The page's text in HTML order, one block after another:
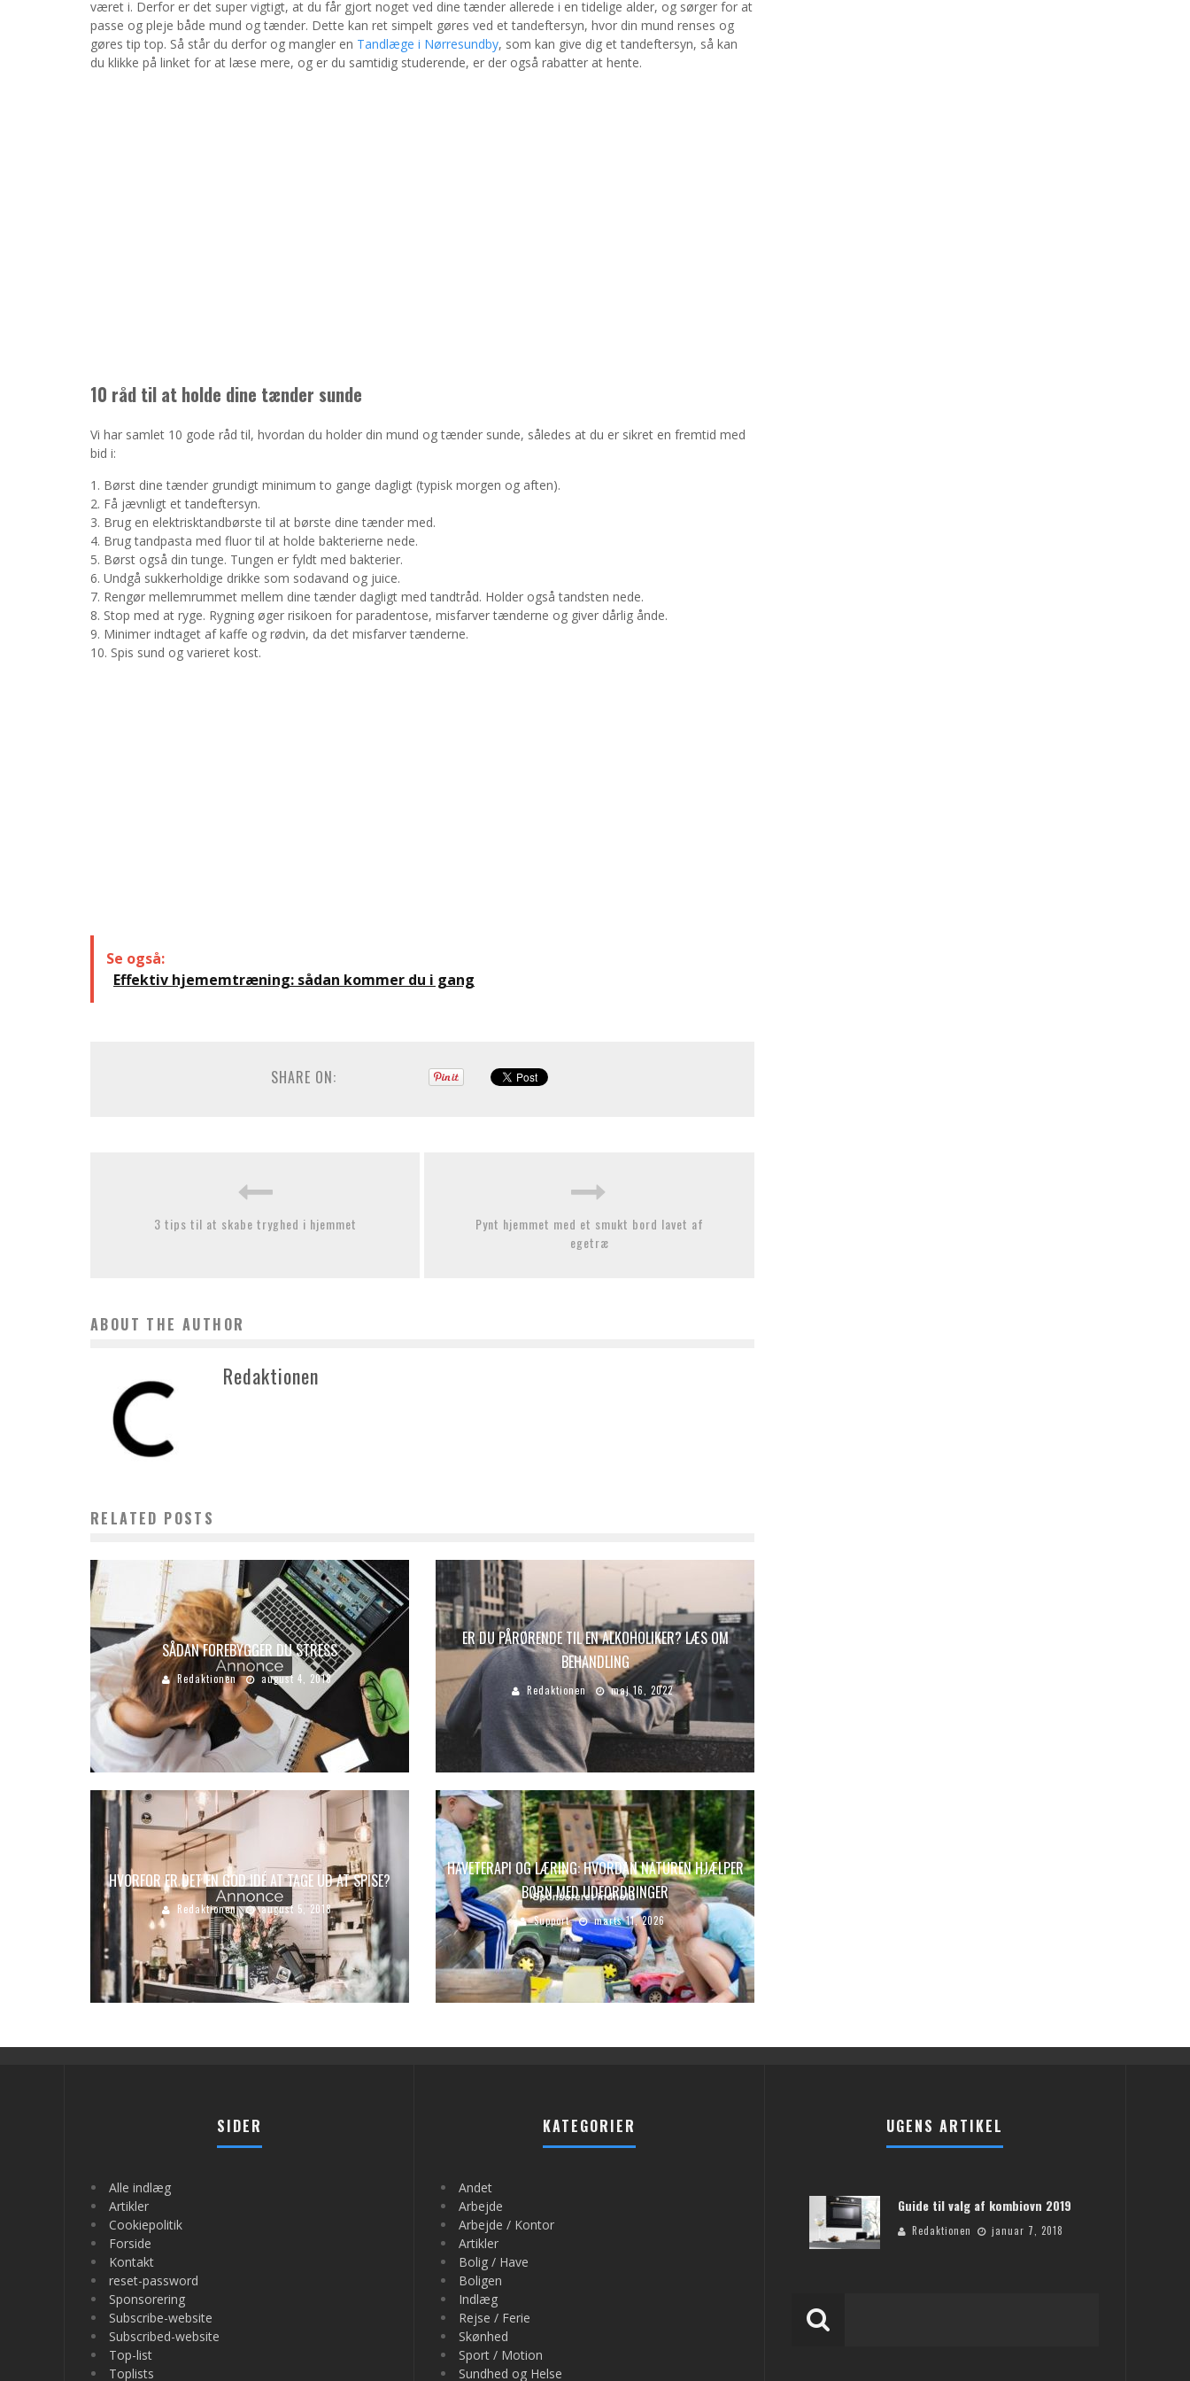
været i. Derfor er det super vigtigt, at du får gjort noget ved dine tænder allerede i en tidelige alder, og sørger for at
passe og pleje både mund og tænder. Dette kan ret simpelt gøres ved et tandeftersyn, hvor din mund renses og
gøres tip top. Så står du derfor og mangler en Tandlæge i Nørresundby, som kan give dig et tandeftersyn, så kan
du klikke på linket for at læse mere, og er du samtidig studerende, er der også rabatter at hente.
10 råd til at holde dine tænder sunde
Vi har samlet 10 gode råd til, hvordan du holder din mund og tænder sunde, således at du er sikret en fremtid med
bid i:
Børst dine tænder grundigt minimum to gange dagligt (typisk morgen og aften).
Få jævnligt et tandeftersyn.
Brug en elektrisktandbørste til at børste dine tænder med.
Brug tandpasta med fluor til at holde bakterierne nede.
Børst også din tunge. Tungen er fyldt med bakterier.
Undgå sukkerholdige drikke som sodavand og juice.
Rengør mellemrummet mellem dine tænder dagligt med tandtråd. Holder også tandsten nede.
Stop med at ryge. Rygning øger risikoen for paradentose, misfarver tænderne og giver dårlig ånde.
Minimer indtaget af kaffe og rødvin, da det misfarver tænderne.
Spis sund og varieret kost.
Se også:
Effektiv hjememtræning: sådan kommer du i gang
SHARE ON:
3 tips til at skabe tryghed i hjemmet
Pynt hjemmet med et smukt bord lavet af
egetræ
ABOUT THE AUTHOR
Redaktionen
RELATED POSTS
SÅDAN FOREBYGGER DU STRESS
Redaktionen august 4, 2018
ER DU PÅRØRENDE TIL EN ALKOHOLIKER? LÆS OM
BEHANDLING
Redaktionen maj 16, 2022
HVORFOR ER DET EN GOD IDÉ AT TAGE UD AT SPISE?
Redaktionen august 5, 2018
HAVETERAPI OG LÆRING: HVORDAN NATUREN HJÆLPER
BØRN MED UDFORDRINGER
Support marts 11, 2026
SIDER
Alle indlæg
Artikler
Cookiepolitik
Forside
Kontakt
reset-password
Sponsorering
Subscribe-website
Subscribed-website
Top-list
Toplists
KATEGORIER
Andet
Arbejde
Arbejde / Kontor
Artikler
Bolig / Have
Boligen
Indlæg
Rejse / Ferie
Skønhed
Sport / Motion
Sundhed og Helse
UGENS ARTIKEL
Guide til valg af kombiovn 2019
Redaktionen januar 7, 2018